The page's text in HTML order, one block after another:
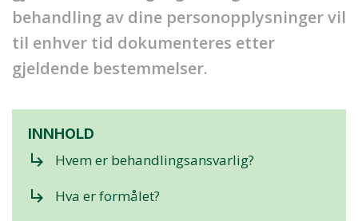
behandling av dine personopplysninger vil
til enhver tid dokumenteres etter
gjeldende bestemmelser.
INNHOLD
subdirectory_arrow_right Hvem er behandlingsansvarlig?
subdirectory_arrow_right Hva er formålet?